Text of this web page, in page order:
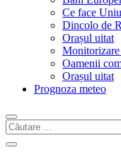
Ce face
Dincolo de
Orașul uitat
Monitorizare
Oamenii
Orașul uitat
Prognoza meteo